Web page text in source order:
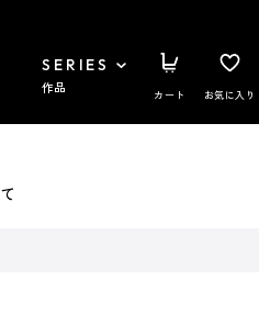
SERIES
作品 カート お気に入り